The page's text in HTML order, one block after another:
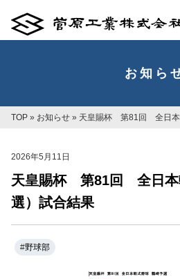
お知ら
TOP » お知らせ » 天皇賜杯 第81回 全日本
2026年5月11日
天皇賜杯 第81回 全日本
選）試合結果
#野球部